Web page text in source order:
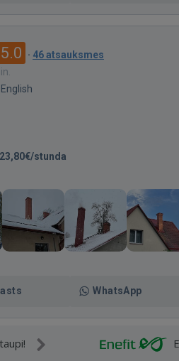
5.0 · 46 atsauksmes
23,80€/stunda
WhatsApp